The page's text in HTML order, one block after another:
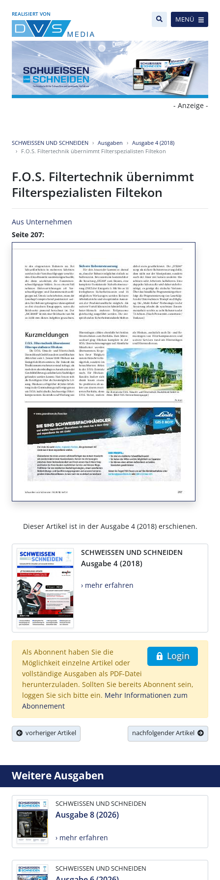
REALISIERT VON
MENÜ
- Anzeige -
SCHWEISSEN UND SCHNEIDEN Ausgaben
Ausgabe 4 (2018)
F.O.S. Filtertechnik übernimmt Filterspezialisten Filtekon
F.O.S. Filtertechnik übernimmt
Filterspezialisten Filtekon
Aus Unternehmen
Seite 207:
Dieser Artikel ist in der Ausgabe 4 (2018) erschienen.
SCHWEISSEN UND SCHNEIDEN
Ausgabe 4 (2018)
› mehr erfahren
Login
Als Abonnent haben Sie die
Möglichkeit einzelne Artikel oder
vollständige Ausgaben als PDF-Datei
herunterzuladen. Sollten Sie bereits Abonnent sein,
loggen Sie sich bitte ein. Mehr Informationen zum
Abonnement
vorheriger Artikel nachfolgender Artikel
Weitere Ausgaben
SCHWEISSEN UND SCHNEIDEN
Ausgabe 8 (2026)
› mehr erfahren
SCHWEISSEN UND SCHNEIDEN